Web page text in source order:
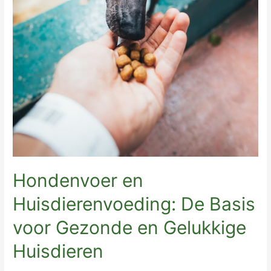
Hondenvoer en
Huisdierenvoeding: De Basis
voor Gezonde en Gelukkige
Huisdieren